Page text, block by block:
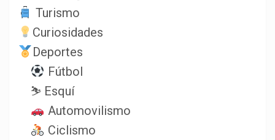
Turismo
Curiosidades
Deportes
Fútbol
⛷️ Esquí
Automovilismo
Ciclismo